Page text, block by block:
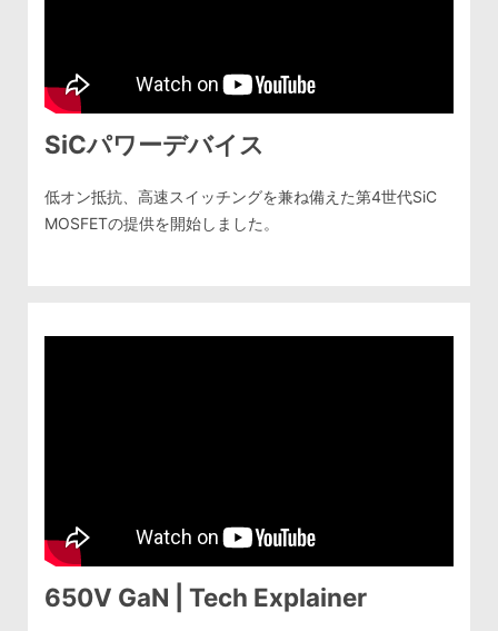
SiCパワーデバイス
低オン抵抗、高速スイッチングを兼ね備えた第4世代SiC
MOSFETの提供を開始しました。
650V GaN | Tech Explainer